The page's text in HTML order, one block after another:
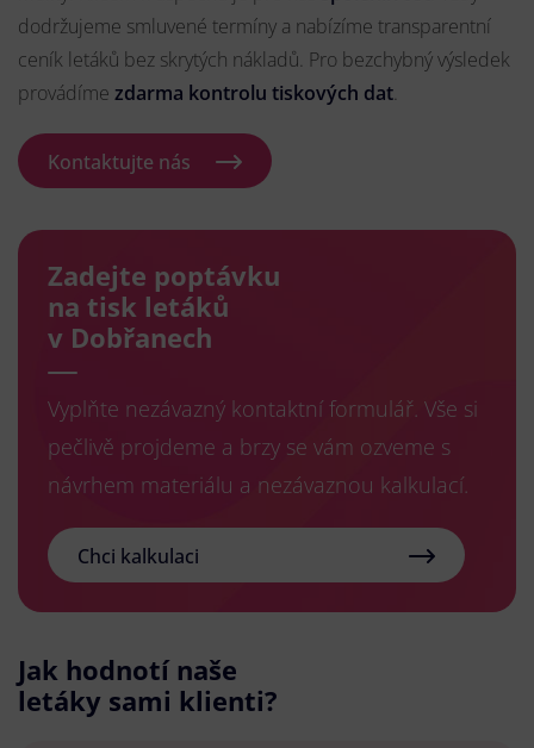
dodržujeme smluvené termíny a nabízíme transparentní
ceník letáků bez skrytých nákladů. Pro bezchybný výsledek
provádíme zdarma kontrolu tiskových dat.
Kontaktujte nás
Zadejte poptávku
na tisk letáků
v Dobřanech
Vyplňte nezávazný kontaktní formulář. Vše si
pečlivě projdeme a brzy se vám ozveme s
návrhem materiálu a nezávaznou kalkulací.
Chci kalkulaci
Jak hodnotí naše
letáky sami klienti?